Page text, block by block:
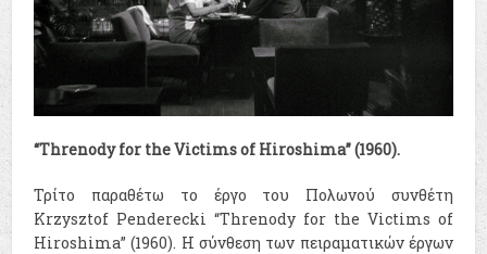
“Threnody for the Victims of Hiroshima” (1960).
Τρίτο παραθέτω το έργο του Πολωνού συνθέτη
Krzysztof Penderecki “Threnody for the Victims of
Hiroshima” (1960). Η σύνθεση των πειραματικών έργων